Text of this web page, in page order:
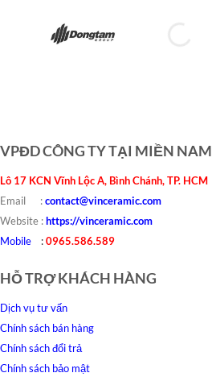
VPĐD CÔNG TY TẠI MIỀN NAM
Lô 17 KCN Vĩnh Lộc A, Bình Chánh, TP. HCM
Email :contact@vinceramic.com
Website :https://vinceramic.com
Mobile :0965.586.589
HỖ TRỢ KHÁCH HÀNG
Dịch vụ tư vấn
Chính sách bán hàng
Chính sách đổi trả
Chính sách bảo mật